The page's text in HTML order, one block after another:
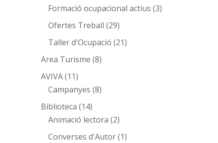
Formació ocupacional actius (3)
Ofertes Treball (29)
Taller d'Ocupació (21)
Area Turisme (8)
AVIVA(11)
Campanyes (8)
Biblioteca (14)
Animació lectora (2)
Converses d'Autor(1)